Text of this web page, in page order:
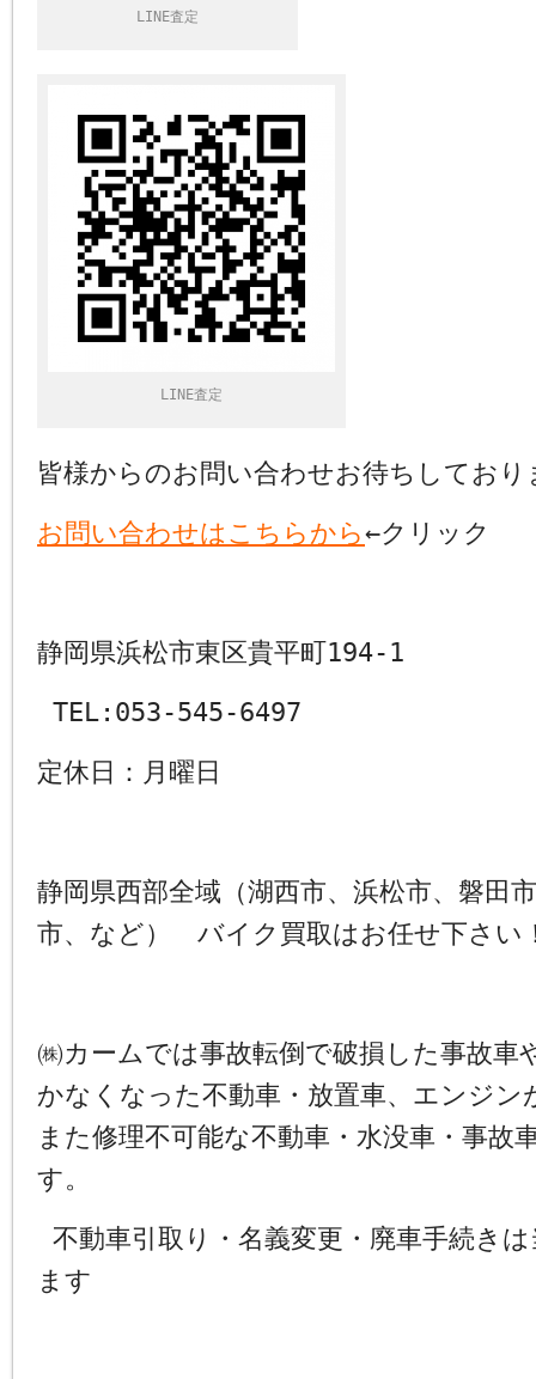
LINE査定
LINE査定
皆様からのお問い合わせお待ちしており
お問い合わせはこちらから←クリック
静岡県浜松市東区貴平町194-1
TEL:053-545-6497
定休日：月曜日
静岡県西部全域（湖西市、浜松市、磐田
市、など） バイク買取はお任せ下さい
㈱カームでは事故転倒で破損した事故車
かなくなった不動車・放置車、エンジン
また修理不可能な不動車・水没車・事故
す。
不動車引取り・名義変更・廃車手続き
ます